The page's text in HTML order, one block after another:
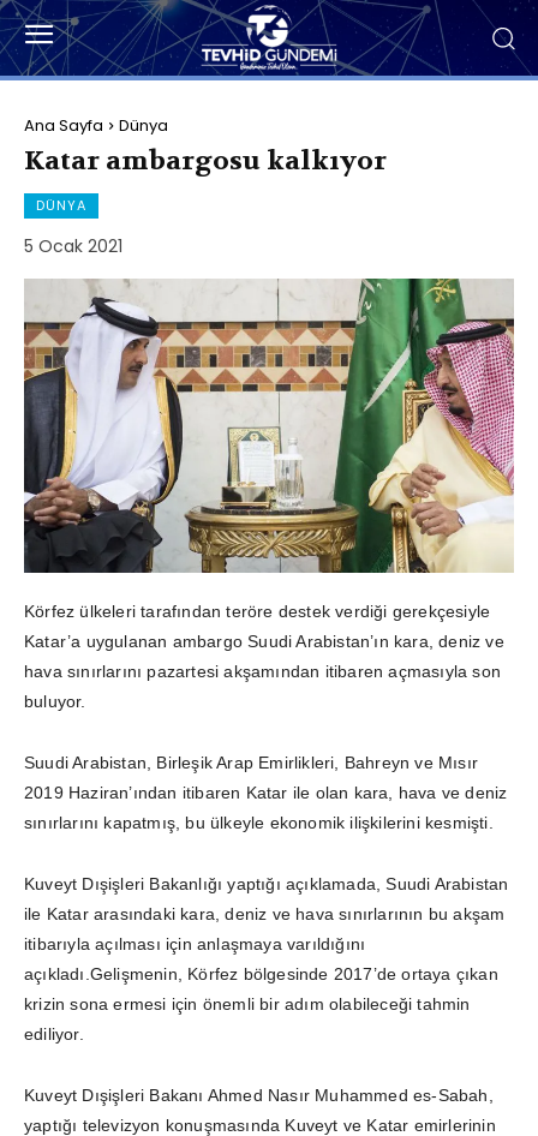
Ana Sayfa Dünya
Katar ambargosu kalkıyor
DÜNYA
5 Ocak 2021
Körfez ülkeleri tarafından teröre destek verdiği gerekçesiyle
Katar’a uygulanan ambargo Suudi Arabistan’ın kara, deniz ve
hava sınırlarını pazartesi akşamından itibaren açmasıyla son
buluyor.
Suudi Arabistan, Birleşik Arap Emirlikleri, Bahreyn ve Mısır
2019 Haziran’ından itibaren Katar ile olan kara, hava ve deniz
sınırlarını kapatmış, bu ülkeyle ekonomik ilişkilerini kesmişti.
Kuveyt Dışişleri Bakanlığı yaptığı açıklamada, Suudi Arabistan
ile Katar arasındaki kara, deniz ve hava sınırlarının bu akşam
itibarıyla açılması için anlaşmaya varıldığını
açıkladı.Gelişmenin, Körfez bölgesinde 2017’de ortaya çıkan
krizin sona ermesi için önemli bir adım olabileceği tahmin
ediliyor.
Kuveyt Dışişleri Bakanı Ahmed Nasır Muhammed es-Sabah,
yaptığı televizyon konuşmasında Kuveyt ve Katar emirlerinin